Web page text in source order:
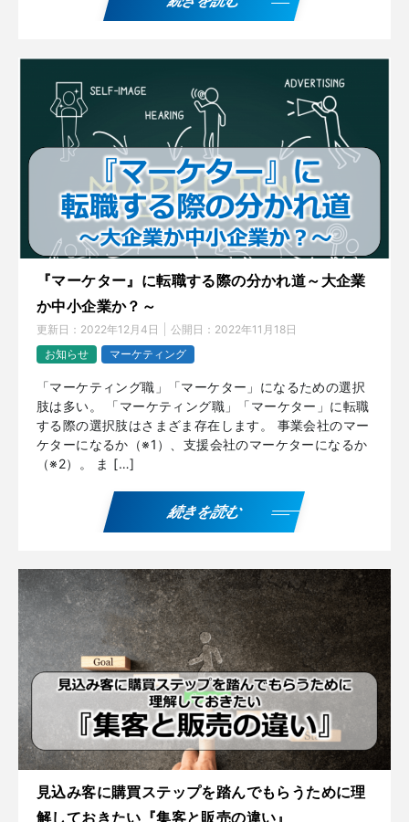
『マーケター』に転職する際の分かれ道～大企業
か中小企業か？～
更新日： 2022年12月4日 公開日： 2022年11月18日
お知らせ
マーケティング
「マーケティング職」「マーケター」になるための選択
肢は多い。 「マーケティング職」「マーケター」に転職
する際の選択肢はさまざま存在します。 事業会社のマー
ケターになるか（※1）、支援会社のマーケターになるか
（※2）。 ま […]
続きを読む
見込み客に購買ステップを踏んでもらうために理
解しておきたい『集客と販売の違い』